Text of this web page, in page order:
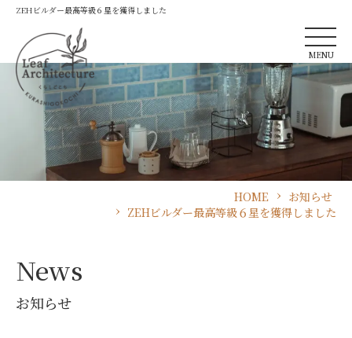
ZEHビルダー最高等級６星を獲得しました
MENU
HOME
お知らせ
ZEHビルダー最高等級６星を獲得しました
News
お知らせ